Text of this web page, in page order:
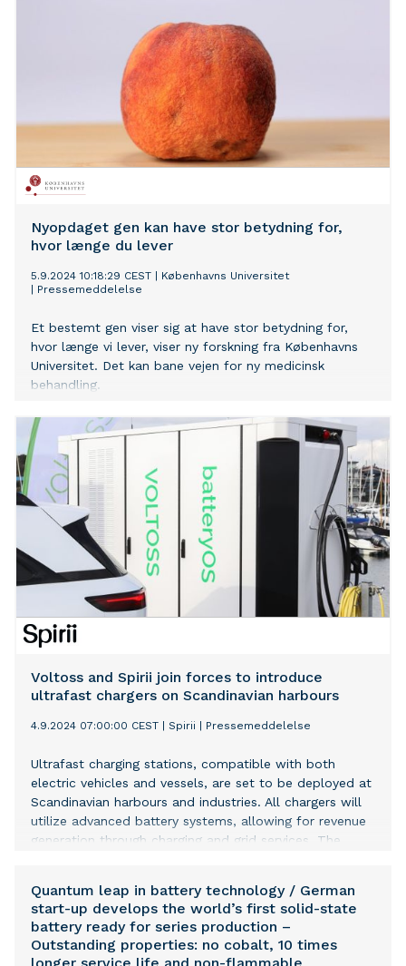
Nyopdaget gen kan have stor betydning for,
hvor længe du lever
5.9.2024 10:18:29 CEST
Københavns Universitet
Pressemeddelelse
Et bestemt gen viser sig at have stor betydning for,
hvor længe vi lever, viser ny forskning fra Københavns
Universitet. Det kan bane vejen for ny medicinsk
behandling.
Voltoss and Spirii join forces to introduce
ultrafast chargers on Scandinavian harbours
4.9.2024 07:00:00 CEST Spirii Pressemeddelelse
Ultrafast charging stations, compatible with both
electric vehicles and vessels, are set to be deployed at
Scandinavian harbours and industries. All chargers will
utilize advanced battery systems, allowing for revenue
generation through charging and grid services. The
chargers at no cost.
Quantum leap in battery technology / German
start-up develops the world’s first solid-state
battery ready for series production –
Outstanding properties: no cobalt, 10 times